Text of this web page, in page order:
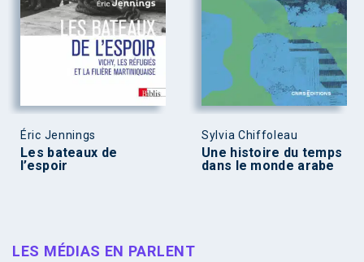
Éric Jennings
Les bateaux de
l’espoir
Sylvia Chiffoleau
Une histoire du temps
dans le monde arabe
LES MÉDIAS EN PARLENT